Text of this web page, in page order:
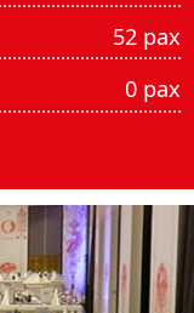
52 pax
0 pax